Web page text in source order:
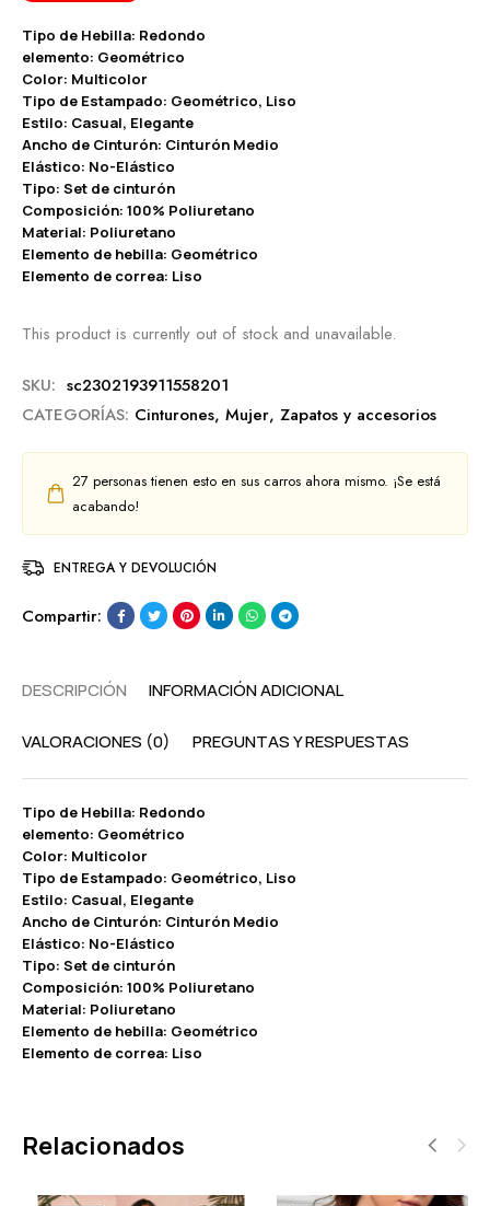
Tipo de Hebilla: Redondo
elemento: Geométrico
Color: Multicolor
Tipo de Estampado: Geométrico, Liso
Estilo: Casual, Elegante
Ancho de Cinturón: Cinturón Medio
Elástico: No-Elástico
Tipo: Set de cinturón
Composición: 100% Poliuretano
Material: Poliuretano
Elemento de hebilla: Geométrico
Elemento de correa: Liso
This product is currently out of stock and unavailable.
SKU: sc2302193911558201
CATEGORÍAS: Cinturones, Mujer, Zapatos y accesorios
27 personas tienen esto en sus carros ahora mismo. ¡Se está
acabando!
ENTREGA Y DEVOLUCIÓN
Compartir:
DESCRIPCIÓN INFORMACIÓN ADICIONAL
VALORACIONES (0) PREGUNTAS Y RESPUESTAS
Tipo de Hebilla: Redondo
elemento: Geométrico
Color: Multicolor
Tipo de Estampado: Geométrico, Liso
Estilo: Casual, Elegante
Ancho de Cinturón: Cinturón Medio
Elástico: No-Elástico
Tipo: Set de cinturón
Composición: 100% Poliuretano
Material: Poliuretano
Elemento de hebilla: Geométrico
Elemento de correa: Liso
Relacionados